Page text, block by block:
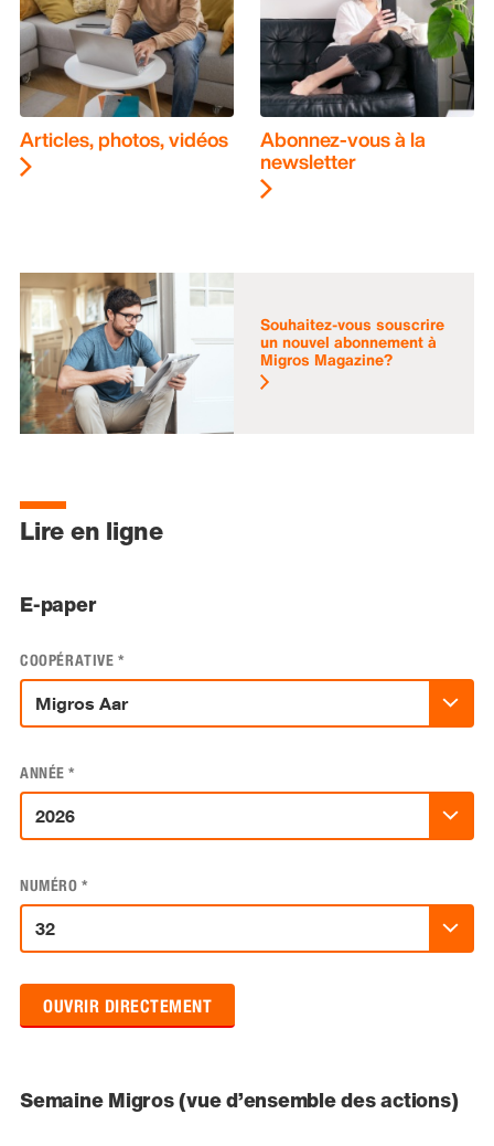
Articles, photos, vidéos Abonnez-vous à la
newsletter
Souhaitez-vous souscrire
un nouvel abonnement à
Migros Magazine?
Lire en ligne
E-paper
COOPÉRATIVE *
ANNÉE *
NUMÉRO *
OUVRIR DIRECTEMENT
Semaine Migros (vue d’ensemble des actions)